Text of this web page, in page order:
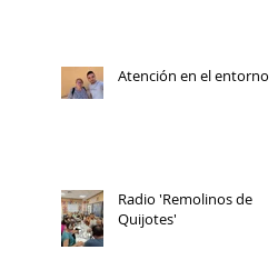
Atención en el entorno
Radio 'Remolinos de
Quijotes'